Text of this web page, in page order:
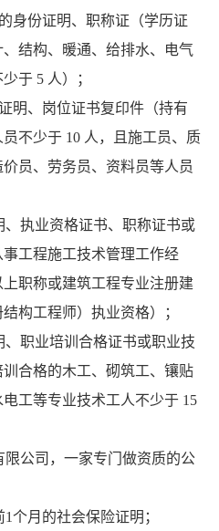
身份证明、职称证（学历证
结构、暖通、给排水、电气
于 5 人）；
明、岗位证书复印件（持有
不少于 10 人，且施工员、质
员、劳务员、资料员等人员
、执业资格证书、职称证书或
工程施工技术管理工作经
职称或建筑工程专业注册建
构工程师）执业资格）；
、职业培训合格证书或职业技
合格的木工、砌筑工、镶贴
工等专业技术工人不少于 15
限公司，一家专门做资质的公
个月的社会保险证明；